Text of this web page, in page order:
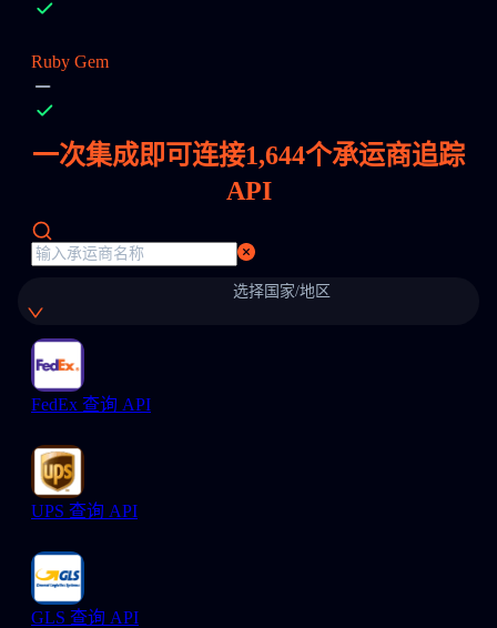
Ruby Gem
一次集成即可连接1,644个承运商追踪
API
选择国家/地区
FedEx 查询 API
UPS 查询 API
GLS 查询 API